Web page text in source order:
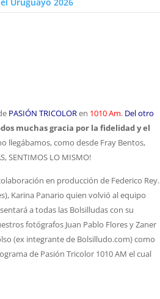
SENTIMOS LO MISMO!
PASIÓN TRICOLORen 1010 Am. Del otro
muchas gracia por la fidelidad y el
llegábamos, como desde Fray Bentos,
SENTIMOS LO MISMO!
en producción de Federico Rey.
Karina Panario quien volvió al equipo
a todas las Bolsilludas con su
fotógrafos Juan Pablo Flores y Zaner
(ex integrante de Bolsilludo.com) como
de Pasión Tricolor 1010 AM el cual